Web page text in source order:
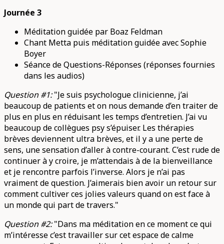
Journée 3
Méditation guidée par Boaz Feldman
Chant Metta puis méditation guidée avec Sophie
Boyer
Séance de Questions-Réponses (réponses fournies
dans les audios)
Question #1:"Je suis psychologue clinicienne, j’ai
beaucoup de patients et on nous demande d’en traiter de
plus en plus en réduisant les temps d’entretien. J’ai vu
beaucoup de collègues psy s’épuiser. Les thérapies
brèves deviennent ultra brèves, et il y a une perte de
sens, une sensation d’aller à contre-courant. C’est rude de
continuer à y croire, je m’attendais à de la bienveillance
et je rencontre parfois l’inverse. Alors je n’ai pas
vraiment de question. J’aimerais bien avoir un retour sur
comment cultiver ces jolies valeurs quand on est face à
un monde qui part de travers."
Question #2:"Dans ma méditation en ce moment ce qui
m’intéresse c’est travailler sur cet espace de calme